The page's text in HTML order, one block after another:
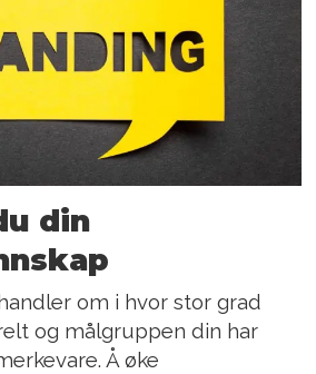
din
om i hvor stor grad
og målgruppen din har
Å øke